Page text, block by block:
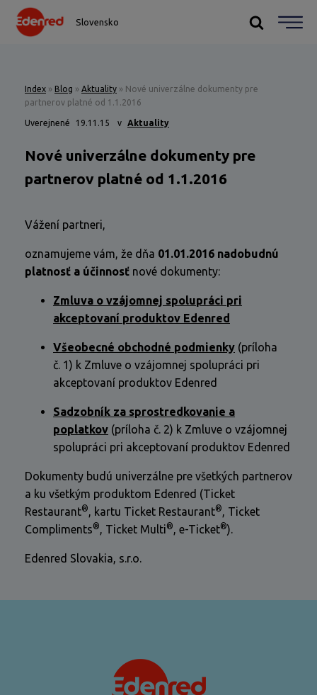
Slovensko
Index » Blog » Aktuality » Nové univerzálne dokumenty pre
partnerov platné od 1.1.2016
Uverejnené 19.11.15 v Aktuality
Nové univerzálne dokumenty pre
partnerov platné od 1.1.2016
Vážení partneri,
oznamujeme vám, že dňa 01.01.2016 nadobudnú
platnosť a účinnosť nové dokumenty:
Zmluva o vzájomnej spolupráci pri
akceptovaní produktov Edenred
Všeobecné obchodné podmienky (príloha
č. 1) k Zmluve o vzájomnej spolupráci pri
akceptovaní produktov Edenred
Sadzobník za sprostredkovanie a
poplatkov (príloha č. 2) k Zmluve o vzájomnej
spolupráci pri akceptovaní produktov Edenred
Dokumenty budú univerzálne pre všetkých partnerov
a ku všetkým produktom Edenred (Ticket
Restaurant®, kartu Ticket Restaurant®, Ticket
Compliments®, Ticket Multi®, e-Ticket®).
Edenred Slovakia, s.r.o.